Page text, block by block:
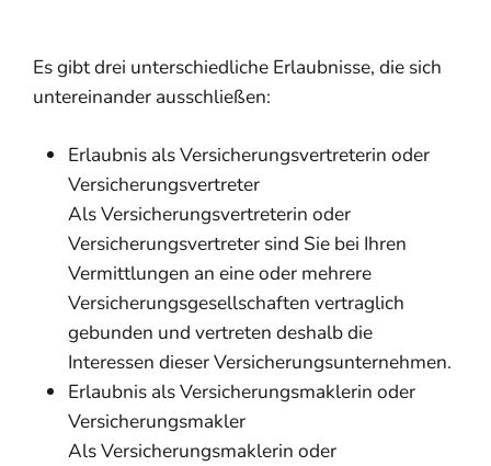
Es gibt drei unterschiedliche Erlaubnisse, die sich
untereinander ausschließen:
Erlaubnis als Versicherungsvertreterin oder
Versicherungsvertreter
Als Versicherungsvertreterin oder
Versicherungsvertreter sind Sie bei Ihren
Vermittlungen an eine oder mehrere
Versicherungsgesellschaften vertraglich
gebunden und vertreten deshalb die
Interessen dieser Versicherungsunternehmen.
Erlaubnis als Versicherungsmaklerin oder
Versicherungsmakler
Als Versicherungsmaklerin oder